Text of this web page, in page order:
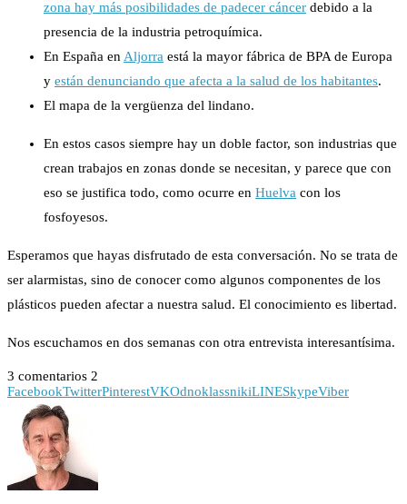
zona hay más posibilidades de padecer cáncer debido a la
presencia de la industria petroquímica.
En España en Aljorra está la mayor fábrica de BPA de Europa
y están denunciando que afecta a la salud de los habitantes.
El mapa de la vergüenza del lindano.
En estos casos siempre hay un doble factor, son industrias que
crean trabajos en zonas donde se necesitan, y parece que con
eso se justifica todo, como ocurre en Huelva con los
fosfoyesos.
Esperamos que hayas disfrutado de esta conversación. No se trata de
ser alarmistas, sino de conocer como algunos componentes de los
plásticos pueden afectar a nuestra salud. El conocimiento es libertad.
Nos escuchamos en dos semanas con otra entrevista interesantísima.
3 comentarios 2
FacebookTwitterPinterestVKOdnoklassnikiLINESkypeViber